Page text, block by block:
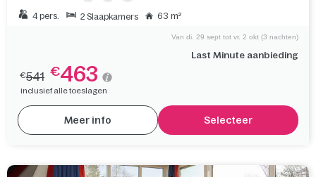
4 pers. 2 Slaapkamers 63 m²
Last Minute aanbieding
Van di. 29 sept tot vr. 2 okt (3 nachten)
€541 €463
inclusief alle toeslagen
Meer info Selecteer